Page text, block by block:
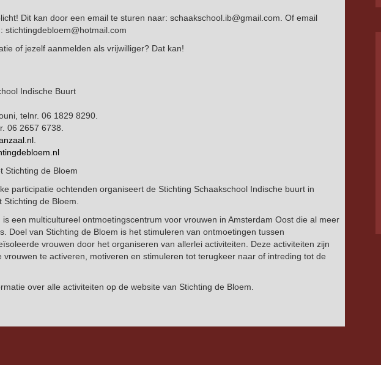
Dit kan door een email te sturen naar: schaakschool.ib@gmail.com. Of email
stichtingdebloem@hotmail.com
of jezelf aanmelden als vrijwilliger? Dat kan!
Indische Buurt
telnr. 06 1829 8290.
06 2657 6738.
.
Stichting de Bloem
participatie ochtenden organiseert de Stichting Schaakschool Indische buurt in
Stichting de Bloem.
is een multicultureel ontmoetingscentrum voor vrouwen in Amsterdam Oost die al meer
Doel van Stichting de Bloem is het stimuleren van ontmoetingen tussen
vrouwen door het organiseren van allerlei activiteiten. Deze activiteiten zijn
vrouwen te activeren, motiveren en stimuleren tot terugkeer naar of intreding tot de
over alle activiteiten op de website van Stichting de Bloem.